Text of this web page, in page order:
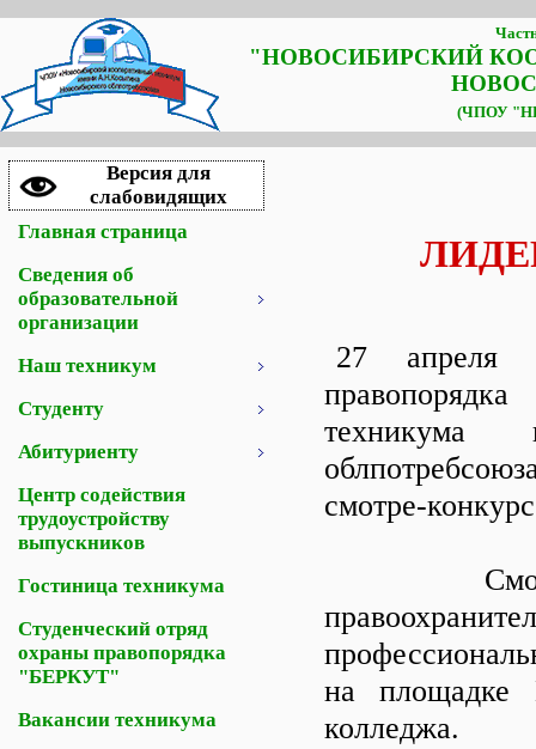
"НОВОСИБИРСКИЙ
(ЧПОУ
Версия для
слабовидящих
Главная страница
Сведения об
образовательной
организации
Наш техникум
Студенту
Абитуриенту
Центр содействия
трудоустройству
выпускников
Гостиница техникума
Студенческий отряд
охраны правопорядка
"БЕРКУТ"
Вакансии техникума
27 апреля
техникума
смотре-
Смотр-
на площадке
колледжа.